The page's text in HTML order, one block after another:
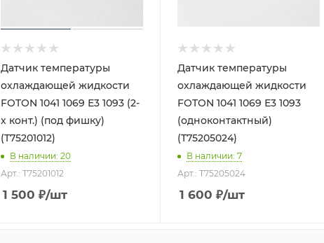
Датчик температуры
охлаждающей жидкости
FOTON 1041 1069 Е3 1093 (2-
х конт.) (под фишку)
(T75201012)
В наличии: 20
Арт.: T75201012
1 500 ₽/шт
Датчик температуры
охлаждающей жидкости
FOTON 1041 1069 Е3 1093
(одноконтактный)
(T75205024)
В наличии: 7
Арт.: T75205024
1 600 ₽/шт